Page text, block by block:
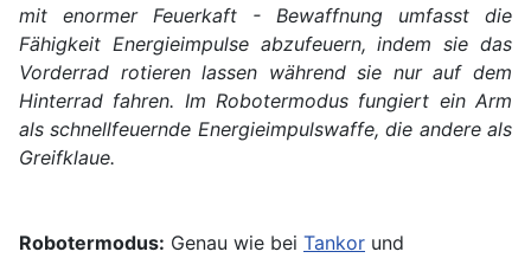
mit enormer Feuerkaft - Bewaffnung umfasst die
Fähigkeit Energieimpulse abzufeuern, indem sie das
Vorderrad rotieren lassen während sie nur auf dem
Hinterrad fahren. Im Robotermodus fungiert ein Arm
als schnellfeuernde Energieimpulswaffe, die andere als
Greifklaue.
Robotermodus: Genau wie bei Tankor und